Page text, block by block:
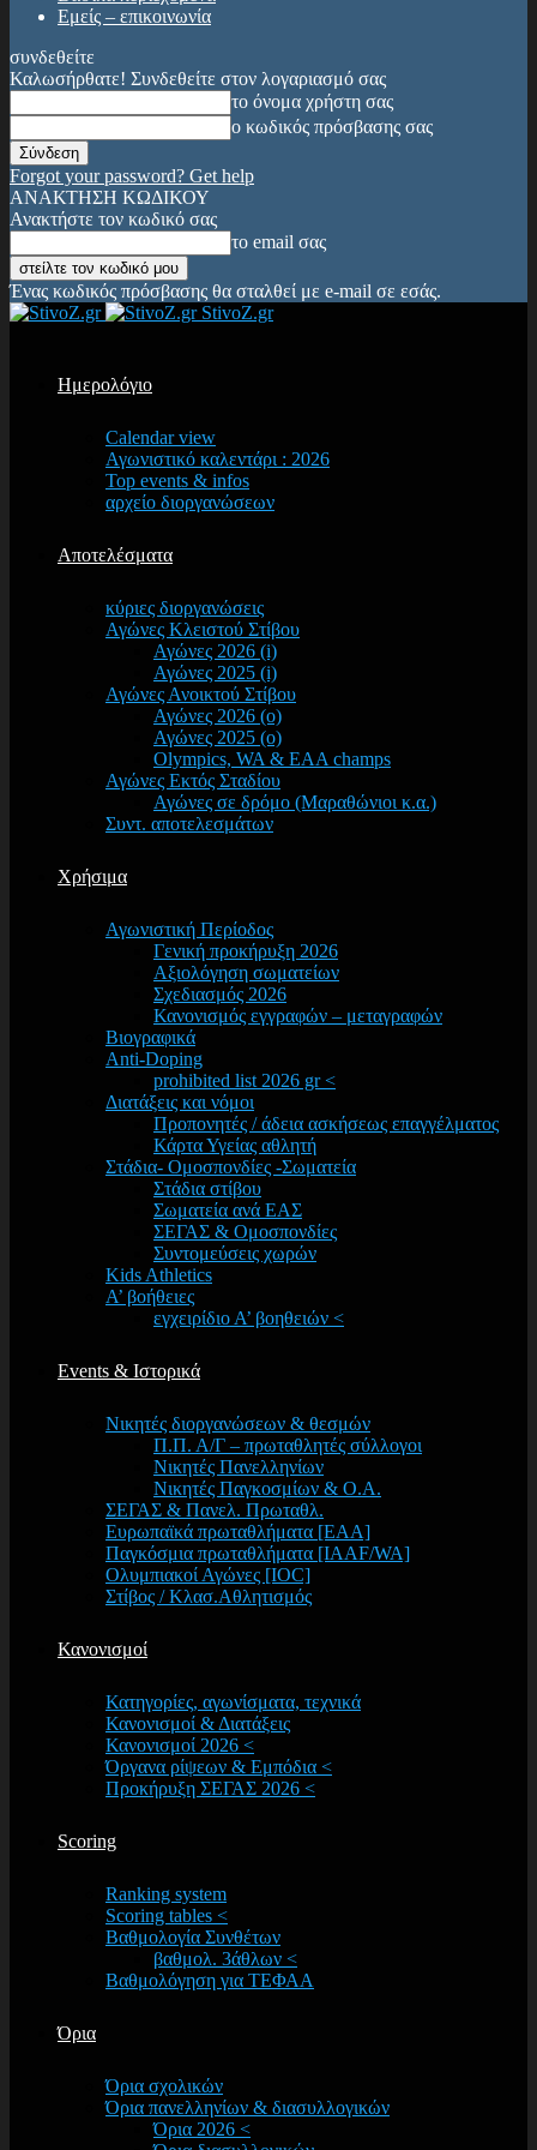
Εμείς – επικοινωνία
συνδεθείτε
Καλωσήρθατε! Συνδεθείτε στον λογαριασμό σας
το όνομα χρήστη σας
ο κωδικός πρόσβασης σας
Forgot your password? Get help
ΑΝΑΚΤΗΣΗ ΚΩΔΙΚΟΥ
Ανακτήστε τον κωδικό σας
το email σας
Ένας κωδικός πρόσβασης θα σταλθεί με e-mail σε εσάς.
StivoZ.gr
Ημερολόγιο
Calendar view
Αγωνιστικό καλεντάρι : 2026
Top events & infos
αρχείο διοργανώσεων
Αποτελέσματα
κύριες διοργανώσεις
Αγώνες Κλειστού Στίβου
Αγώνες 2026 (i)
Αγώνες 2025 (i)
Αγώνες Ανοικτού Στίβου
Αγώνες 2026 (o)
Αγώνες 2025 (o)
Olympics, WA & EAA champs
Αγώνες Εκτός Σταδίου
Αγώνες σε δρόμο (Μαραθώνιοι κ.α.)
Συντ. αποτελεσμάτων
Χρήσιμα
Αγωνιστική Περίοδος
Γενική προκήρυξη 2026
Αξιολόγηση σωματείων
Σχεδιασμός 2026
Κανονισμός εγγραφών – μεταγραφών
Βιογραφικά
Anti-Doping
prohibited list 2026 gr <
Διατάξεις και νόμοι
Προπονητές / άδεια ασκήσεως επαγγέλματος
Κάρτα Υγείας αθλητή
Στάδια- Ομοσπονδίες -Σωματεία
Στάδια στίβου
Σωματεία ανά ΕΑΣ
ΣΕΓΑΣ & Ομοσπονδίες
Συντομεύσεις χωρών
Kids Athletics
Α’ βοήθειες
εγχειρίδιο Α’ βοηθειών <
Events & Ιστορικά
Νικητές διοργανώσεων & θεσμών
Π.Π. Α/Γ – πρωταθλητές σύλλογοι
Νικητές Πανελληνίων
Νικητές Παγκοσμίων & Ο.Α.
ΣΕΓΑΣ & Πανελ. Πρωταθλ.
Ευρωπαϊκά πρωταθλήματα [EAA]
Παγκόσμια πρωταθλήματα [IAAF/WA]
Ολυμπιακοί Αγώνες [IOC]
Στίβος / Κλασ.Αθλητισμός
Κανονισμοί
Κατηγορίες, αγωνίσματα, τεχνικά
Κανονισμοί & Διατάξεις
Κανονισμοί 2026 <
Όργανα ρίψεων & Εμπόδια <
Προκήρυξη ΣΕΓΑΣ 2026 <
Scoring
Ranking system
Scoring tables <
Βαθμολογία Συνθέτων
βαθμολ. 3άθλων <
Βαθμολόγηση για ΤΕΦΑΑ
Όρια
Όρια σχολικών
Όρια πανελληνίων & διασυλλογικών
Όρια 2026 <